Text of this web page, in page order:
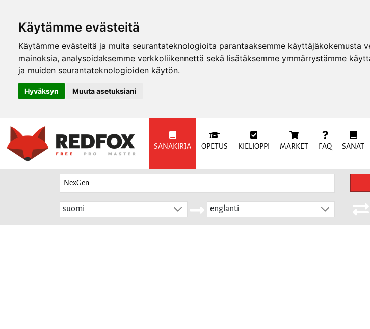
Käytämme evästeitä
Käytämme evästeitä ja muita seurantateknologioita parantaaksemme käyttäjäkokemusta
mainoksia, analysoidaksemme verkkoliikennettä sekä lisätäksemme ymmärrystämme
ja muiden seurantateknologioiden käytön.
Hyväksyn Muuta asetuksiani
SANAKIRJA OPETUS KIELIOPPI MARKET FAQ SANAT
suomi englanti